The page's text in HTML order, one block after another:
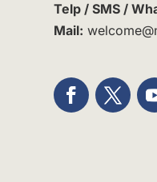
Telp / SMS /
Mail: